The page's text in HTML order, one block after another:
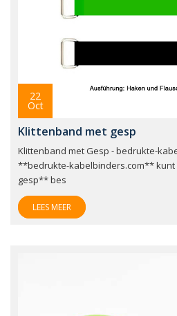
22
Oct
Klittenband met gesp
Klittenband met Gesp - bedrukte-
**bedrukte-kabelbinders.com**
gesp** bes
LEES MEER